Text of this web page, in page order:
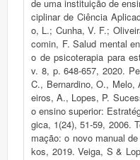
de uma instituição de
ciplinar de Ciência
o, L.; Cunha, V. F.;
comin, F. Salud mental
o de psicoterapia para
v. 8, p. 648-657, 2020.
C., Bernardino, O.,
eiros, A., Lopes, P.
o ensino superior:
gica, 1(24), 51-59, 2006.
mação: o novo manual
kos, 2019. Veiga, S &